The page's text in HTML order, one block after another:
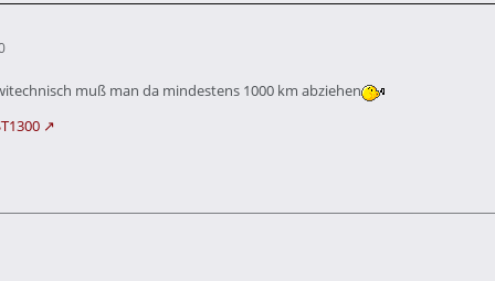
muß man da mindestens 1000 km abziehen